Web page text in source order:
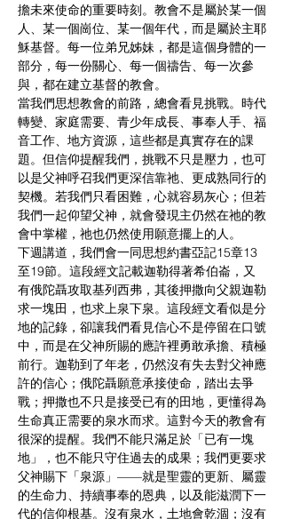
擔未來使命的重要時刻。教會不是屬於某一個
人、某一個崗位、某一個年代，而是屬於主耶
穌基督。每一位弟兄姊妹，都是這個身體的一
部分，每一份關心、每一個禱告、每一次參
與，都在建立基督的教會。
當我們思想教會的前路，總會看見挑戰。時代
轉變、家庭需要、青少年成長、事奉人手、福
音工作、地方資源，這些都是真實存在的課
題。但信仰提醒我們，挑戰不只是壓力，也可
以是父神呼召我們更深信靠祂、更成熟同行的
契機。若我們只看困難，心就容易灰心；但若
我們一起仰望父神，就會發現主仍然在祂的教
會中掌權，祂也仍然使用願意擺上的人。
下週講道，我們會一同思想約書亞記15章13
至19節。這段經文記載迦勒得著希伯崙，又
有俄陀聶攻取基列西弗，其後押撒向父親迦勒
求一塊田，也求上泉下泉。這段經文看似是分
地的記錄，卻讓我們看見信心不是停留在口號
中，而是在父神所賜的應許裡勇敢承擔、積極
前行。迦勒到了年老，仍然沒有失去對父神應
許的信心；俄陀聶願意承接使命，踏出去爭
戰；押撒也不只是接受已有的田地，更懂得為
生命真正需要的泉水而求。這對今天的教會有
很深的提醒。我們不能只滿足於「已有一塊
地」，也不能只守住過去的成果；我們更要求
父神賜下「泉源」——就是聖靈的更新、屬靈
的生命力、持續事奉的恩典，以及能滋潤下一
代的信仰根基。沒有泉水，土地會乾涸；沒有